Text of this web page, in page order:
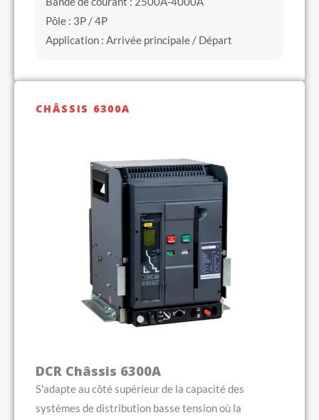
Pôle : 3P / 4P
Application : Arrivée principale / Départ
CHÂSSIS 6300A
DCR Châssis 6300A
S'adapte au côté supérieur de la capacité des
systèmes de distribution basse tension où la